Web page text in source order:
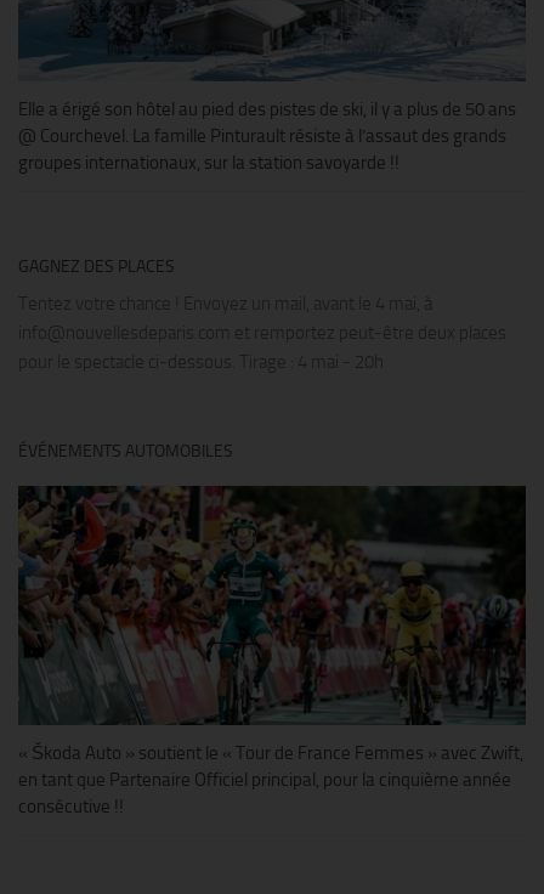
Elle a érigé son hôtel au pied des pistes de ski, il y a plus de 50 ans
@ Courchevel. La famille Pinturault résiste à l’assaut des grands
groupes internationaux, sur la station savoyarde !!
GAGNEZ DES PLACES
Tentez votre chance ! Envoyez un mail, avant le 4 mai, à
info@nouvellesdeparis.com et remportez peut-être deux places
pour le spectacle ci-dessous. Tirage : 4 mai - 20h
ÉVÉNEMENTS AUTOMOBILES
« Škoda Auto » soutient le « Tour de France Femmes » avec Zwift,
en tant que Partenaire Officiel principal, pour la cinquième année
consécutive !!